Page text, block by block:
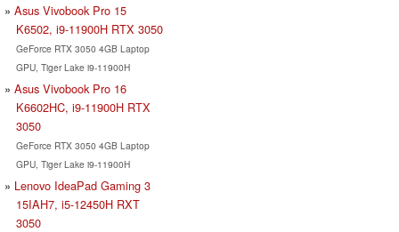
Asus Vivobook Pro 15
K6502, i9-11900H RTX 3050
GeForce RTX 3050 4GB Laptop
GPU, Tiger Lake i9-11900H
Asus Vivobook Pro 16
K6602HC, i9-11900H RTX
3050
GeForce RTX 3050 4GB Laptop
GPU, Tiger Lake i9-11900H
Lenovo IdeaPad Gaming 3
15IAH7, i5-12450H RXT
3050